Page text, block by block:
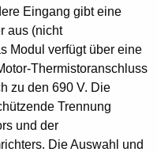
Eingang gibt eine
aus (nicht
Modul verfügt über eine
Thermistoranschluss
zu den 690 V. Die
Trennung
und der
Die Auswahl und